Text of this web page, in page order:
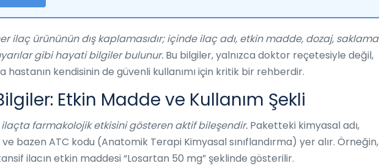
ilaç ürününün dış kaplamasıdır; içinde ilaç adı, etkin madde, dozaj, saklama
gibi hayati bilgiler bulunur. Bu bilgiler, yalnızca doktor reçetesiyle değil,
hastanın kendisinin de güvenli kullanımı için kritik bir rehberdir.
Etkin Madde ve Kullanım Şekli
ilaçta farmakolojik etkisini gösteren aktif bileşendir. Paketteki kimyasal adı,
bazen ATC kodu (Anatomik Terapi Kimyasal sınıflandırma) yer alır. Örneğin,
ilacın etkin maddesi “Losartan 50 mg” şeklinde gösterilir.